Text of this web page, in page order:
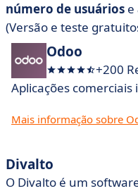
número de usuários e
(Versão e teste
Odoo
+200
Aplicações
Mais informação sobre
Divalto
O Divalto é um